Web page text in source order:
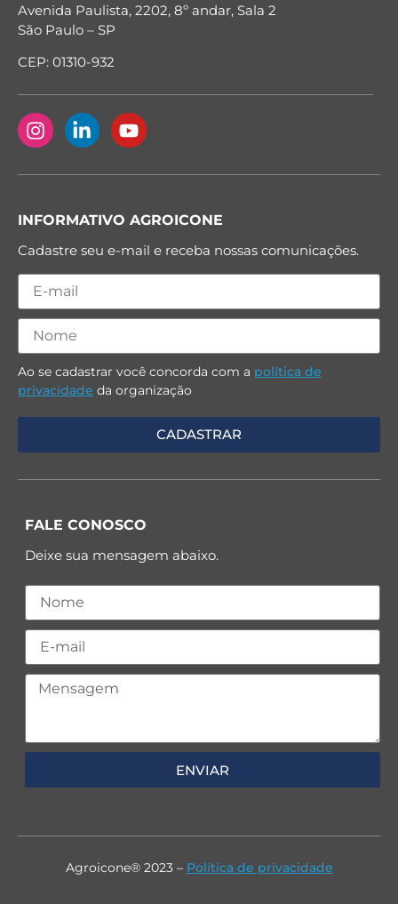
Avenida Paulista, 2202, 8º andar, Sala 2
São Paulo – SP
CEP: 01310-932
INFORMATIVO AGROICONE
Cadastre seu e-mail e receba nossas comunicações.
Ao se cadastrar você concorda com a política de
privacidade da organização
FALE CONOSCO
Deixe sua mensagem abaixo.
ENVIAR
Agroicone® 2023 – Política de privacidade